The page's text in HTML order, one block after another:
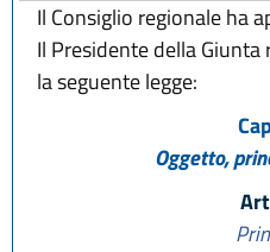
Il Consiglio regionale ha
Il Presidente della
la seguente legge:
Oggetto,